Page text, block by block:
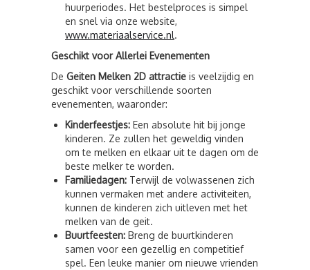
huurperiodes. Het bestelproces is simpel
en snel via onze website,
www.materiaalservice.nl.
Geschikt voor Allerlei Evenementen
De Geiten Melken 2D attractie is veelzijdig en
geschikt voor verschillende soorten
evenementen, waaronder:
Kinderfeestjes: Een absolute hit bij jonge
kinderen. Ze zullen het geweldig vinden
om te melken en elkaar uit te dagen om de
beste melker te worden.
Familiedagen: Terwijl de volwassenen zich
kunnen vermaken met andere activiteiten,
kunnen de kinderen zich uitleven met het
melken van de geit.
Buurtfeesten: Breng de buurtkinderen
samen voor een gezellig en competitief
spel. Een leuke manier om nieuwe vrienden